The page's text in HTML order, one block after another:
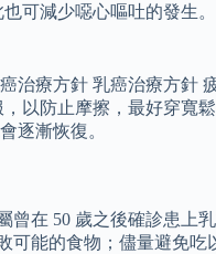
可減少噁心嘔吐的發生。
療方針 乳癌治療方針
以防止摩擦，最好穿寬
逐漸恢復。
在 50 歲之後確診患上
能的食物；儘量避免